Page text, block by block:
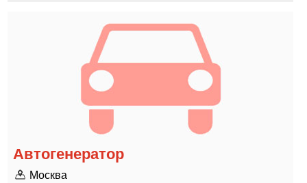
Автогенератор
Москва